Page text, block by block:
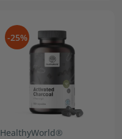
-25%
HealthyWorld®